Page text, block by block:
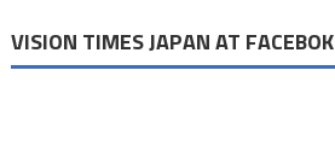
VISION TIMES JAPAN AT FACEBOK